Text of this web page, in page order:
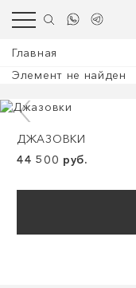
Главная
Элемент не найден
ДЖАЗОВКИ
44 500 руб.